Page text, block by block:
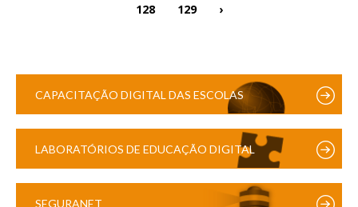
128
129 ›
CAPACITAÇÃO DIGITAL DAS ESCOLAS
LABORATÓRIOS DE EDUCAÇÃO DIGITAL
SEGURANET